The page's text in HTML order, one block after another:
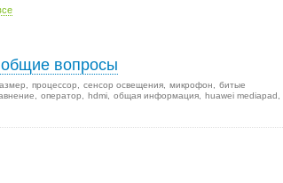
общие вопросы
процессор сенсор освещения микрофон
битые
оператор hdmi общая информация huawei mediapad